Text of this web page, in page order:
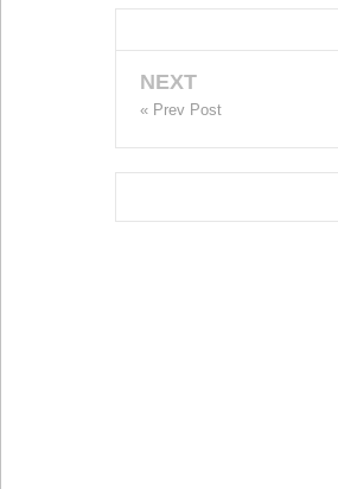
NEXT
« Prev Post